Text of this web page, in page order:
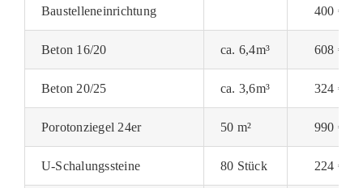
Baustelleneinrichtung 400 €
Beton 16/20 ca. 6,4m³ 608 €
Beton 20/25 ca. 3,6m³ 324 €
Porotonziegel 24er 50 m² 990 €
U-Schalungssteine 80 Stück 224 €